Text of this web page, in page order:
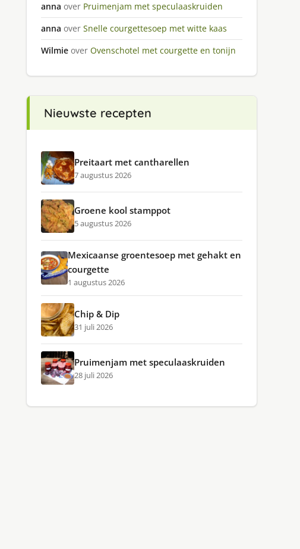
anna over Pruimenjam met speculaaskruiden
anna over Snelle courgettesoep met witte kaas
Wilmie over Ovenschotel met courgette en tonijn
Nieuwste recepten
Preitaart met cantharellen
7 augustus 2026
Groene kool stamppot
5 augustus 2026
Mexicaanse groentesoep met gehakt en
courgette
1 augustus 2026
Chip & Dip
31 juli 2026
Pruimenjam met speculaaskruiden
28 juli 2026